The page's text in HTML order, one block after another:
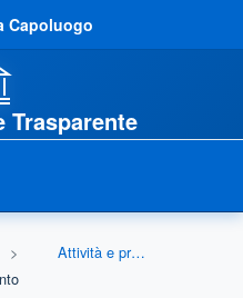
Capoluogo
Trasparente
Attività e procedimenti